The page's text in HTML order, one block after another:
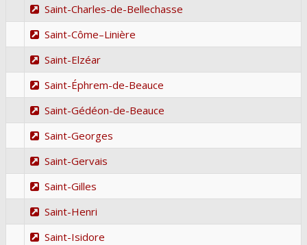
Saint-Charles-de-Bellechasse
Saint-Côme–Linière
Saint-Elzéar
Saint-Éphrem-de-Beauce
Saint-Gédéon-de-Beauce
Saint-Georges
Saint-Gervais
Saint-Gilles
Saint-Henri
Saint-Isidore